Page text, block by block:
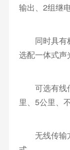
输出、2组继
同时具有
选配一体式声
可选有线传
里、5公里、
无线传输